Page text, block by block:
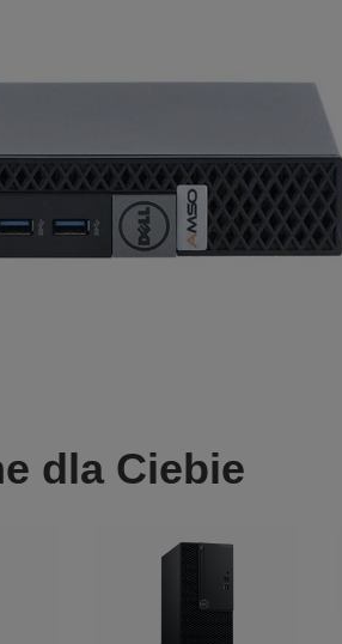
dla Ciebie